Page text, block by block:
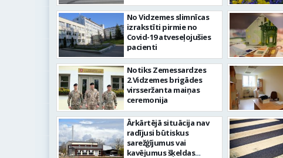
No Vidzemes slimnīcas
izrakstīti pirmie no
Covid-19 atveseļojušies
pacienti
Notiks Zemessardzes
2.Vidzemes brigādes
virsseržanta maiņas
ceremonija
Ārkārtējā situācija nav
radījusi būtiskus
sarežģījumus vai
kavējumus šķeldas